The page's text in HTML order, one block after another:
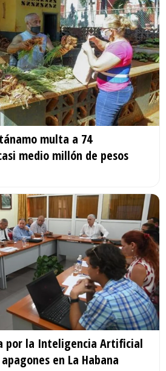
multa a 74
medio millón de pesos
por la Inteligencia Artificial
en La Habana